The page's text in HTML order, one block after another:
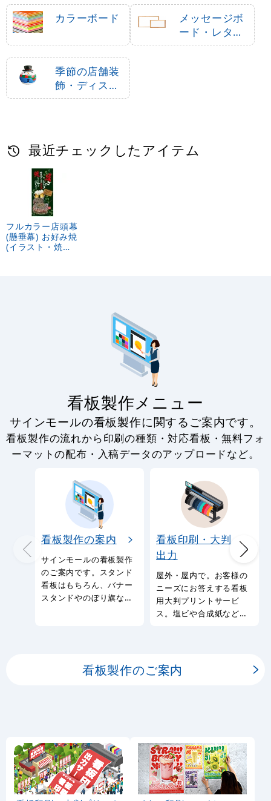
カラーボード
メッセージボ
ード・レター
ボード
季節の店舗装
飾・ディスプ
レイ・飾り付
最近チェックしたアイテム
フルカラー店頭幕
(懸垂幕) お好み焼
(イラスト・焼き
看板製作メニュー
サインモールの看板製作に関するご案内です。
看板製作の流れから印刷の種類・対応看板・無料フォ
ーマットの配布・入稿データのアップロードなど。
看板製作の案内
サインモールの看板製作
のご案内です。スタンド
看板はもちろん、バナー
スタンドやのぼり旗など
看板印刷・大判
出力
屋外・屋内で。お客様の
ニーズにお答えする看板
用大判プリントサービ
ス。塩ビや合成紙など看
看板製作のご案内